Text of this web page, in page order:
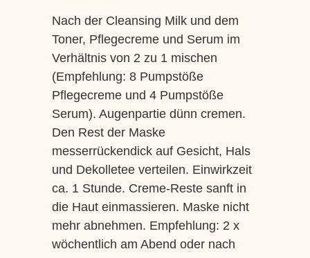
Nach der Cleansing Milk und dem
Toner, Pflegecreme und Serum im
Verhältnis von 2 zu 1 mischen
(Empfehlung: 8 Pumpstöße
Pflegecreme und 4 Pumpstöße
Serum). Augenpartie dünn cremen.
Den Rest der Maske
messerrückendick auf Gesicht, Hals
und Dekolletee verteilen. Einwirkzeit
ca. 1 Stunde. Creme-Reste sanft in
die Haut einmassieren. Maske nicht
mehr abnehmen. Empfehlung: 2 x
wöchentlich am Abend oder nach